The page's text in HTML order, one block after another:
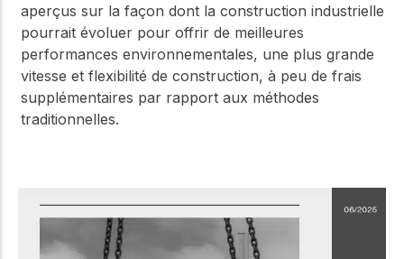
aperçus sur la façon dont la construction industrielle
pourrait évoluer pour offrir de meilleures
performances environnementales, une plus grande
vitesse et flexibilité de construction, à peu de frais
supplémentaires par rapport aux méthodes
traditionnelles.